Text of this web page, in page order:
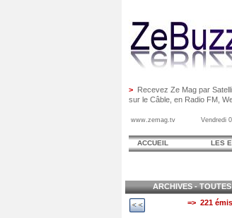
> Recevez Ze Mag par
sur le Câble, en Radio FM,
www.zemag.tv Vendredi
ACCUEIL LES
ARCHIVES - TOUTES
=> 221